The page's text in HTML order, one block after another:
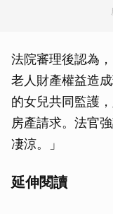
法院審理後認為
老人財產權益造
的女兒共同監護
房產請求。法官
凄涼。」
延伸閱讀